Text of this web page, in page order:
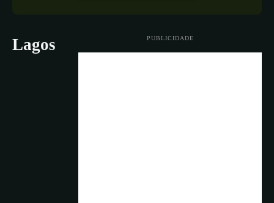
PUBLICIDADE
Lagos